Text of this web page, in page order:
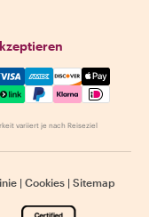
Visa, Amex,
variiert je nach Reiseziel
| Cookies | Sitemap